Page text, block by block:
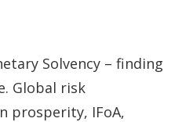
Solvency – finding
Global risk
prosperity, IFoA,